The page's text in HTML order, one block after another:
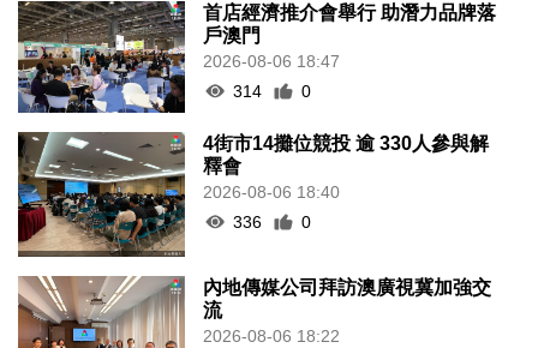
首店經濟推介會舉行 助潛力品牌落
戶澳門
2026-08-06 18:47
314
0
4街市14攤位競投 逾 330人參與解
釋會
2026-08-06 18:40
336
0
內地傳媒公司拜訪澳廣視冀加強交
流
2026-08-06 18:22